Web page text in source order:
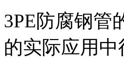
3PE防腐钢管
的实际应用